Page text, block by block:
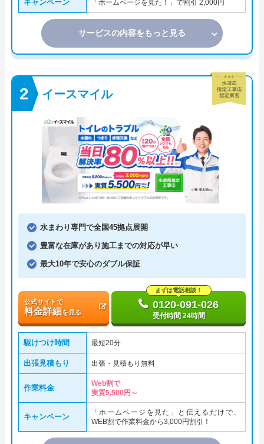
キャンペーン 「ホームページを見た！」で割引 2,000円
サービスの内容をもっと見る
イースマイル
水まわり専門で全国45拠点展開
豊富な在庫があり施工までの対応が早い
最大10年で安心のダブル保証
公式サイトで
料金詳細を見る
まずは電話相談！
0120-091-026
受付時間 24時間
駆けつけ時間 最短20分
出張見積もり 出張・見積もり無料
作業料金
Web割で
実質5,500円～
キャンペーン
「ホームページを見た」と伝えるだけで、
WEB割で作業料金から3,000円割引！